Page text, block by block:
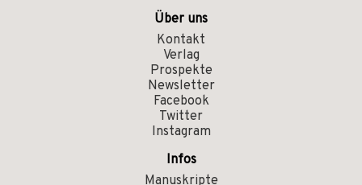
Über uns
Kontakt
Verlag
Prospekte
Newsletter
Facebook
Twitter
Instagram
Infos
Manuskripte